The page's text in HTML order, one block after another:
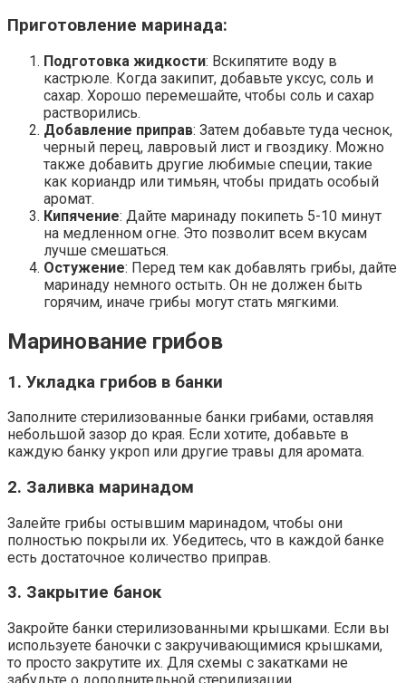
Приготовление маринада:
Подготовка жидкости: Вскипятите воду в
кастрюле. Когда закипит, добавьте уксус, соль и
сахар. Хорошо перемешайте, чтобы соль и сахар
растворились.
Добавление приправ: Затем добавьте туда чеснок,
черный перец, лавровый лист и гвоздику. Можно
также добавить другие любимые специи, такие
как кориандр или тимьян, чтобы придать особый
аромат.
Кипячение: Дайте маринаду покипеть 5-10 минут
на медленном огне. Это позволит всем вкусам
лучше смешаться.
Остужение: Перед тем как добавлять грибы, дайте
маринаду немного остыть. Он не должен быть
горячим, иначе грибы могут стать мягкими.
Маринование грибов
1. Укладка грибов в банки
Заполните стерилизованные банки грибами, оставляя
небольшой зазор до края. Если хотите, добавьте в
каждую банку укроп или другие травы для аромата.
2. Заливка маринадом
Залейте грибы остывшим маринадом, чтобы они
полностью покрыли их. Убедитесь, что в каждой банке
есть достаточное количество приправ.
3. Закрытие банок
Закройте банки стерилизованными крышками. Если вы
используете баночки с закручивающимися крышками,
то просто закрутите их. Для схемы с закатками не